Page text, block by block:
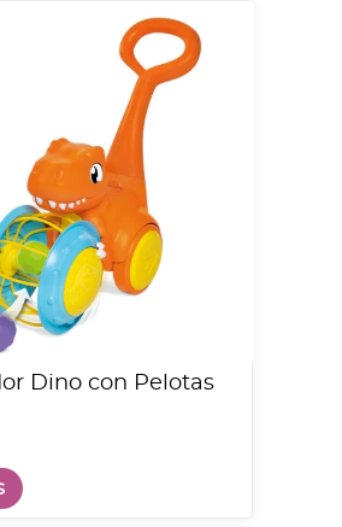
Dino con Pelotas